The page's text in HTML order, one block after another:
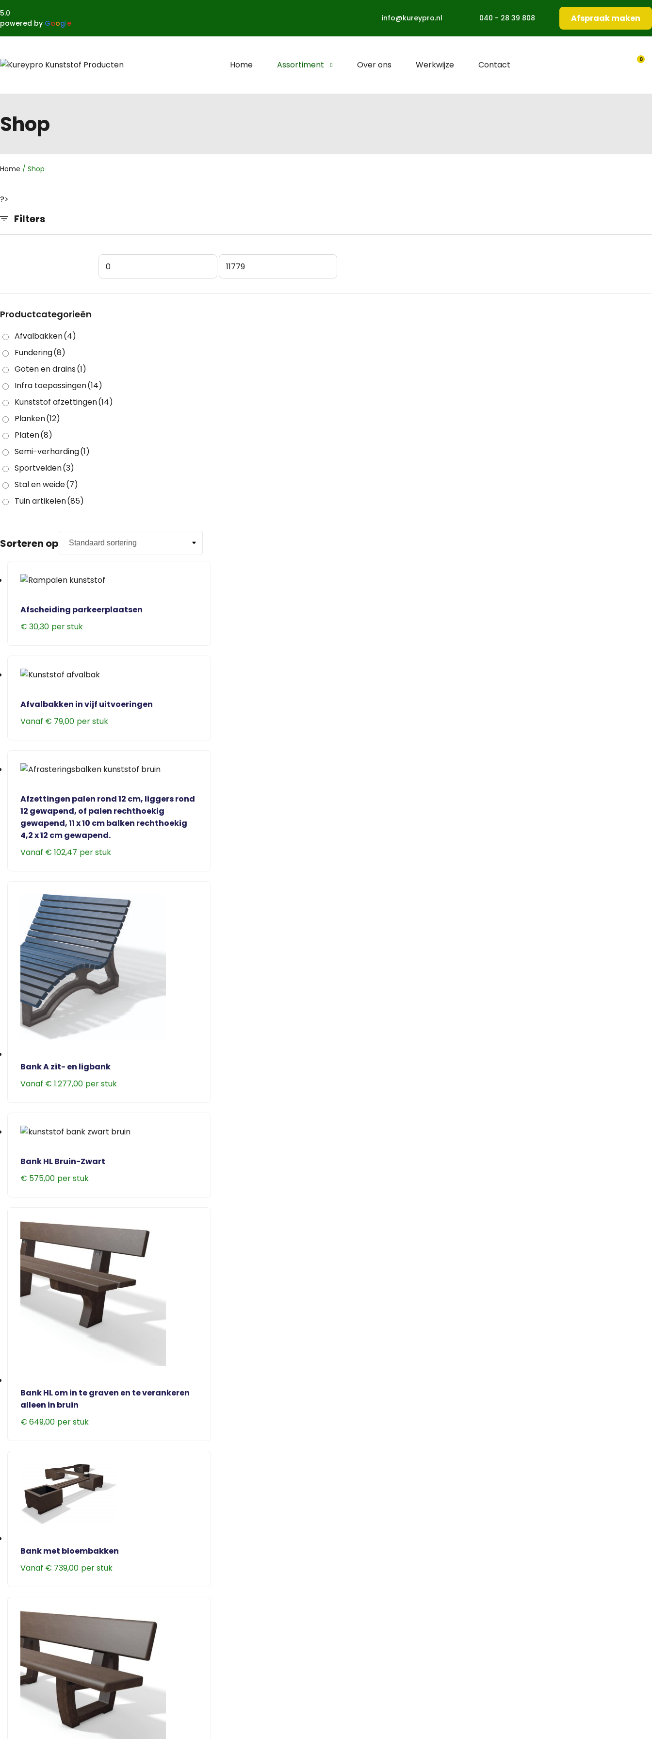
5.0
powered by Google
info@kureypro.nl 040 - 28 39 808 Afspraak maken
Home Assortiment Over ons Werkwijze Contact 0
Shop
Home / Shop
?>
Filters
Productcategorieën
Afvalbakken(4)
Fundering(8)
Goten en drains(1)
Infra toepassingen(14)
Kunststof afzettingen(14)
Planken(12)
Platen(8)
Semi-verharding(1)
Sportvelden(3)
Stal en weide(7)
Tuin artikelen(85)
Sorteren op
Afscheiding parkeerplaatsen
€ 30,30
meerdere
Deze
kan
op
Afvalbakken in vijf uitvoeringen
Vanaf € 79,00
meerdere
Deze
optie
kan
gekozen
worden
Afzettingen palen rond 12 cm, liggers rond
12 gewapend, of palen rechthoekig
gewapend, 11 x 10 cm balken rechthoekig
4,2 x 12 cm gewapend.
Vanaf € 102,47
meerdere
variaties.
Deze
optie
kan
gekozen
worden
op
de
productpagina
Bank A zit- en ligbank
Vanaf € 1.277,00
meerdere
Deze
kan
op
de
productpagina
Bank HL Bruin-Zwart
€ 575,00
Bank HL om in te graven en te verankeren
alleen in bruin
€ 649,00
Bank met bloembakken
Vanaf € 739,00
meerdere
Deze
optie
kan
gekozen
productpagina